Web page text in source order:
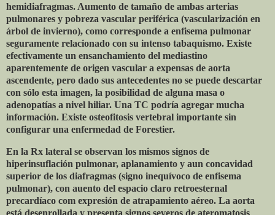
hemidiafragmas. Aumento de tamaño de ambas arterias
pulmonares y pobreza vascular periférica (vascularización en
árbol de invierno), como corresponde a enfisema pulmonar
seguramente relacionado con su intenso tabaquismo. Existe
efectivamente un ensanchamiento del mediastino
aparentemente de origen vascular a expensas de aorta
ascendente, pero dado sus antecedentes no se puede descartar
con sólo esta imagen, la posibilidad de alguna masa o
adenopatías a nivel hiliar. Una TC podría agregar mucha
información. Existe osteofitosis vertebral importante sin
configurar una enfermedad de Forestier.
En la Rx lateral se observan los mismos signos de
hiperinsuflación pulmonar, aplanamiento y aun concavidad
superior de los diafragmas (signo inequívoco de enfisema
pulmonar), con auento del espacio claro retroesternal
precardíaco com expresión de atrapamiento aéreo. La aorta
está desenrollada y presenta signos severos de ateromatosis